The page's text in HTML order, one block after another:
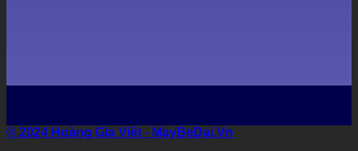
© 2024 Hoàng Gia Việt - MayBeDai.Vn